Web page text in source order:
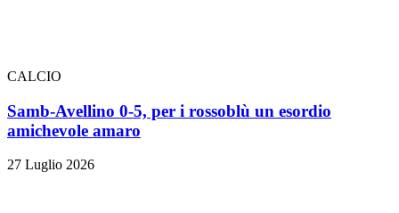
CALCIO
Samb-Avellino 0-5, per i rossoblù un esordio
amichevole amaro
27 Luglio 2026